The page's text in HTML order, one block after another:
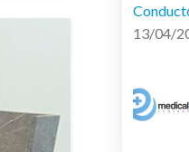
13/04/